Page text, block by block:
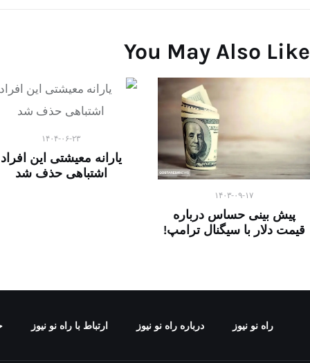
You May Also Like
۱۴۰۳-۰۹-۱۷
پیش بینی حساس درباره
قیمت دلار با سیگنال ترامپ!
۱۴۰۴-۰۶-۲۳
یارانه معیشتی این افراد
اشتباهی حذف شد
راه نو نیوز درباره راه‌ نو نیوز ارتباط با راه‌ نو نیوز